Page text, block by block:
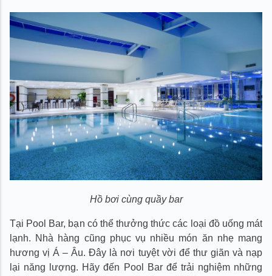
Hồ bơi cùng quầy bar
Tại Pool Bar, bạn có thể thưởng thức các loại đồ uống mát
lạnh. Nhà hàng cũng phục vụ nhiều món ăn nhẹ mang
hương vị Á – Âu. Đây là nơi tuyệt vời để thư giãn và nạp
lại năng lượng. Hãy đến Pool Bar để trải nghiệm những